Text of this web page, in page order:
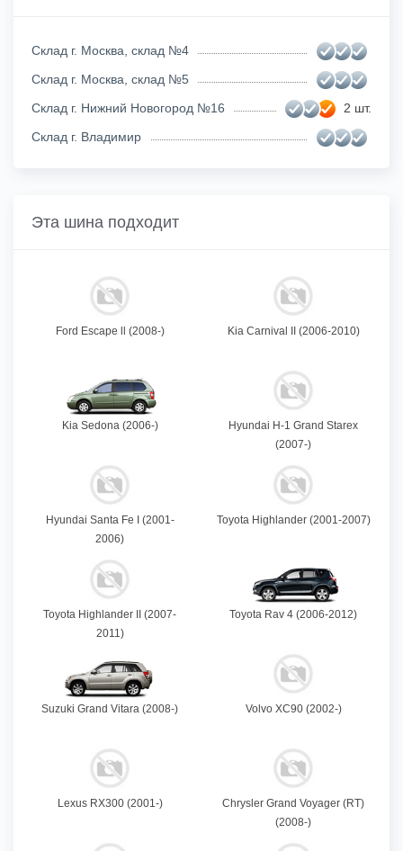
Склад г. Москва, склад №4
Склад г. Москва, склад №5
Склад г. Нижний Новогород №16
2 шт.
Склад г. Владимир
Эта шина подходит
Ford Escape ll (2008-) Kia Carnival II (2006-2010)
Kia Sedona (2006-)
Hyundai H-1 Grand Starex
(2007-)
Hyundai Santa Fe I (2001-
2006)
Toyota Highlander (2001-2007)
Toyota Highlander II (2007-
2011)
Toyota Rav 4 (2006-2012)
Suzuki Grand Vitara (2008-) Volvo XC90 (2002-)
Lexus RX300 (2001-)
Chrysler Grand Voyager (RT)
(2008-)